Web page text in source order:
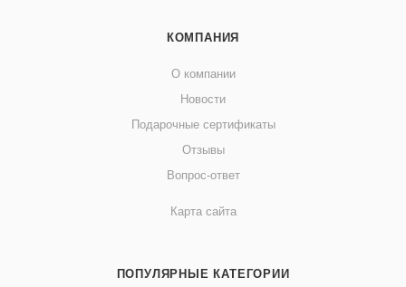
КОМПАНИЯ
О компании
Новости
Подарочные сертификаты
Отзывы
Вопрос-ответ
Карта сайта
ПОПУЛЯРНЫЕ КАТЕГОРИИ